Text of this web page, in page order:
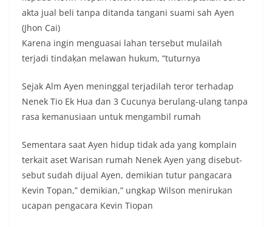
Bhabinkamtibmas di tengah-tengah warga
diharapkan dapat semakin mempererat
hubungan kemitraan antara Polri dan
masyarakat, sekaligus membangun kesadaran
kolektif warga akan pentingnya menjaga
keamanan, ketertiban, dan kekompakan
momentum bersejarah HUT Kemerdekaan
Republik Indonesia.‎Kegiatan sambang ini
rencananya akan terus dilaksanakan secara rutin
oleh Bhabinkamtibmas di wilayah Kelurahan
situasi Kamtibmas yang aman dan kondusif,
sekaligus menumbuhkan semangat nasionalisme
warga dalam menyambut Hari Kemerdekaan RI.
Percepat Penanganan Infrastruktur Kota Medan,
Dinas SDABMBK Perkuat Sinergi dengan
Kecamatan
akta jual beli tanpa ditanda tangani suami sah Ayen
(Jhon Cai)
Karena ingin menguasai lahan tersebut mulailah
terjadi tindaķan melawan hukum, “tuturnya
Sejak Alm Ayen meninggal terjadilah teror terhadap
Nenek Tio Ek Hua dan 3 Cucunya berulang-ulang tanpa
rasa kemanusiaan untuk mengambil rumah
Sementara saat Ayen hidup tidak ada yang komplain
terkait aset Warisan rumah Nenek Ayen yang disebut-
sebut sudah dijual Ayen, demikian tutur pangacara
Kevin Topan,” demikian,” ungkap Wilson menirukan
ucapan pengacara Kevin Tiopan